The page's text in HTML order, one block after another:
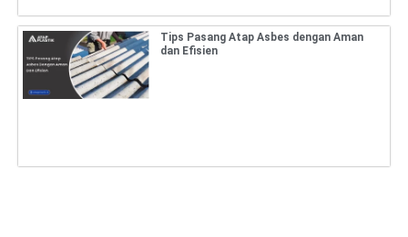
Tips Pasang Atap Asbes dengan Aman
dan Efisien